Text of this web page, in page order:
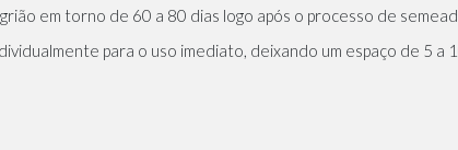
em torno de 60 a 80 dias logo após o processo de
para o uso imediato, deixando um espaço de 5